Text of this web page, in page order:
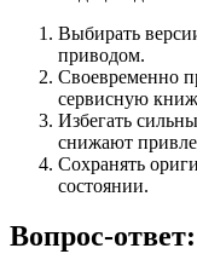
Выбирать
приводом.
Своевременно
сервисную
Избегать
снижают
Сохранять
состоянии.
Вопрос-ответ: